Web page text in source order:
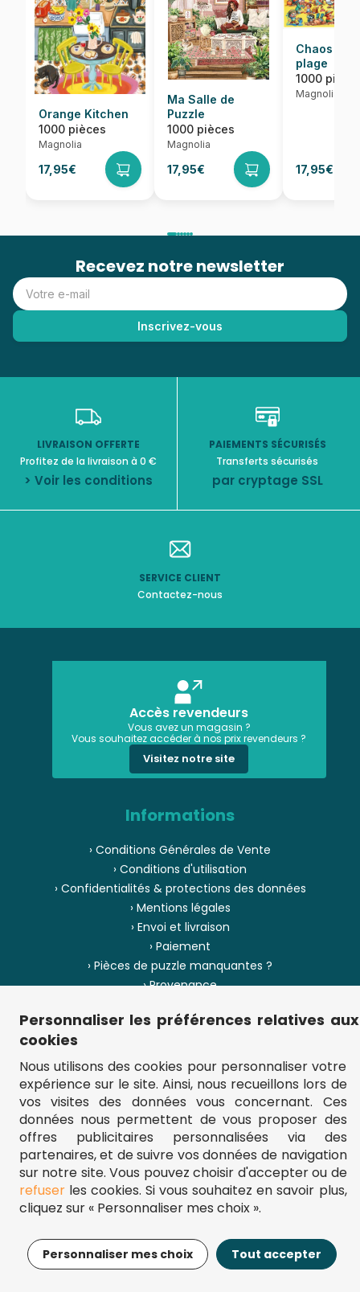
Orange Kitchen
1000 pièces
Magnolia
17,95€
Ma Salle de
Puzzle
1000 pièces
Magnolia
17,95€
Chaos sur
plage
1000
Magnolia
17,95€
17,95€ Ajouter au panier
Recevez notre newsletter
LIVRAISON OFFERTE
Profitez de la livraison à 0 €
> Voir les conditions
PAIEMENTS SÉCURISÉS
Transferts sécurisés
par cryptage SSL
SERVICE CLIENT
Contactez-nous
Accès revendeurs
Vous avez un magasin ?
Vous souhaitez accéder à nos prix revendeurs ?
Visitez notre site
Informations
› Conditions Générales de Vente
› Conditions d'utilisation
› Confidentialités & protections des données
› Mentions légales
› Envoi et livraison
› Paiement
› Pièces de puzzle manquantes ?
› Provenance
› Plan du site
** Frais d'envoi = 6,95 € (France) / gratuit à partir de 45 €.
fou-de-puzzle.com : le site référence pour acheter des puzzles de
qualité à bon prix.
© Fou-de-puzzle.com 2011 - 2026
Personnaliser les préférences relatives aux
cookies
Nous utilisons des cookies pour personnaliser votre
expérience sur le site. Ainsi, nous recueillons lors de
vos visites des données vous concernant. Ces
données nous permettent de vous proposer des
offres publicitaires personnalisées via des
partenaires, et de suivre vos données de navigation
sur notre site. Vous pouvez choisir d'accepter ou de
refuserles cookies. Si vous souhaitez en savoir plus,
cliquez sur « Personnaliser mes choix ».
Personnaliser mes choix Tout accepter